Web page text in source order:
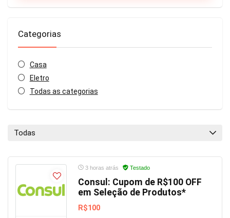
Categorias
Casa
Eletro
Todas as categorias
Todas
3 horas atrás Testado
Consul: Cupom de R$100 OFF
em Seleção de Produtos*
R$100